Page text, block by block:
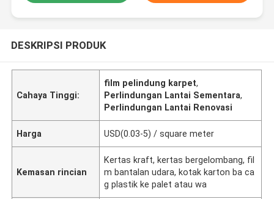
DESKRIPSI PRODUK
Cahaya Tinggi:
film pelindung karpet,
Perlindungan Lantai Sementara,
Perlindungan Lantai Renovasi
Harga USD(0.03-5) / square meter
Kemasan rincian
Kertas kraft, kertas bergelombang, fil
m bantalan udara, kotak karton ba ca
g plastik ke palet atau wa